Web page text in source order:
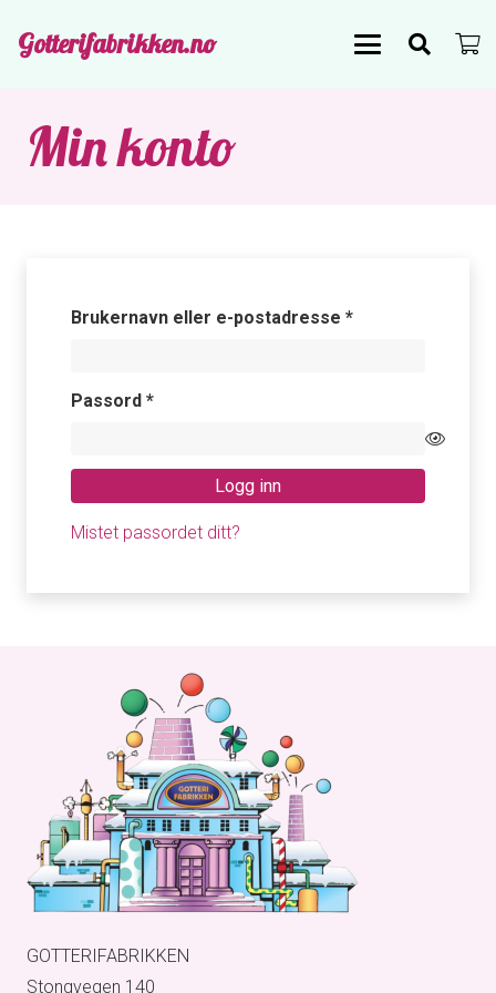
Gotterifabrikken.no
Min konto
Brukernavn eller e-postadresse *Påkrevd
Passord *Påkrevd
Logg inn
Mistet passordet ditt?
GOTTERIFABRIKKEN
Stongvegen 140